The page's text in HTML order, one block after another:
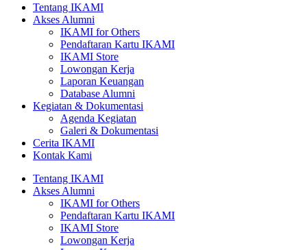
Tentang IKAMI
Akses Alumni
IKAMI for Others
Pendaftaran Kartu IKAMI
IKAMI Store
Lowongan Kerja
Laporan Keuangan
Database Alumni
Kegiatan & Dokumentasi
Agenda Kegiatan
Galeri & Dokumentasi
Cerita IKAMI
Kontak Kami
Tentang IKAMI
Akses Alumni
IKAMI for Others
Pendaftaran Kartu IKAMI
IKAMI Store
Lowongan Kerja